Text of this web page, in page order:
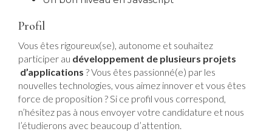
Profil
Vous êtes rigoureux(se), autonome et souhaitez
participer au développement de plusieurs projets
d’applications ? Vous êtes passionné(e) par les
nouvelles technologies, vous aimez innover et vous êtes
force de proposition ? Si ce profil vous correspond,
n’hésitez pas à nous envoyer votre candidature et nous
l’étudierons avec beaucoup d’attention.